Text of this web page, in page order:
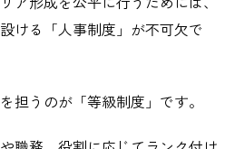
ける「人事制度」が不可欠で
担うのが「等級制度」です。